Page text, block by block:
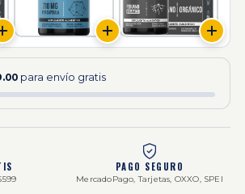
para envío gratis
PAGO SEGURO
MercadoPago, Tarjetas, OXXO, SPEI